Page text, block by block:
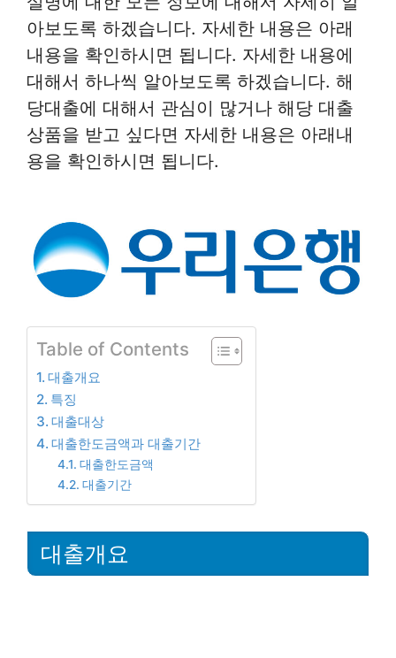
아보도록 하겠습니다. 자세한 내용은 아래
내용을 확인하시면 됩니다. 자세한 내용에
대해서 하나씩 알아보도록 하겠습니다. 해
당대출에 대해서 관심이 많거나 해당 대출
상품을 받고 싶다면 자세한 내용은 아래내
용을 확인하시면 됩니다.
Table of Contents
대출개요
특징
대출대상
대출한도금액과 대출기간
대출한도금액
대출기간
대출개요